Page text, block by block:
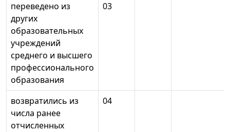
переведено из
других
образовательных
учреждений
среднего и высшего
профессионального
образования
03
возвратились из
числа ранее
отчисленных
04